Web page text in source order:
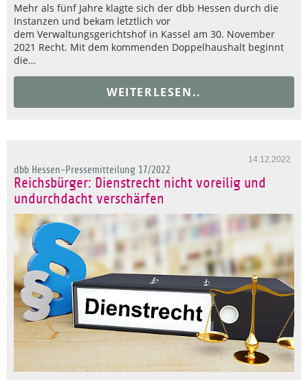
Mehr als fünf Jahre klagte sich der dbb Hessen durch die
Instanzen und bekam letztlich vor
dem Verwaltungsgerichtshof in Kassel am 30. November
2021 Recht. Mit dem kommenden Doppelhaushalt beginnt
die…
WEITERLESEN..
14.12.2022
dbb Hessen-Pressemitteilung 17/2022
Reichsbürger: Dienstrecht nicht voreilig und
undurchdacht verschärfen